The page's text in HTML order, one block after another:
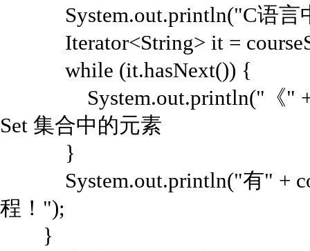
System.out.println("C语言
Iterator<String> it =
while (it.hasNext()) {
System.out.println("《" +
Set 集合中的元素
}
System.out.println("有" +
程！");
}